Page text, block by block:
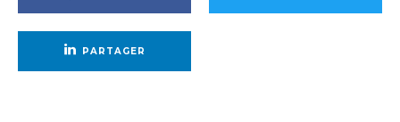
PARTAGER